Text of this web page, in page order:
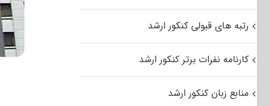
رتبه های قبولی کنکور ارشد
کارنامه نفرات برتر کنکور ارشد
منابع زبان کنکور ارشد